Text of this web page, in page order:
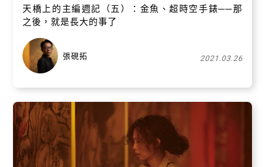
天橋上的主編週記（五）：金魚、超時空手錶──那
之後，就是長大的事了
張硯拓 2021.03.26